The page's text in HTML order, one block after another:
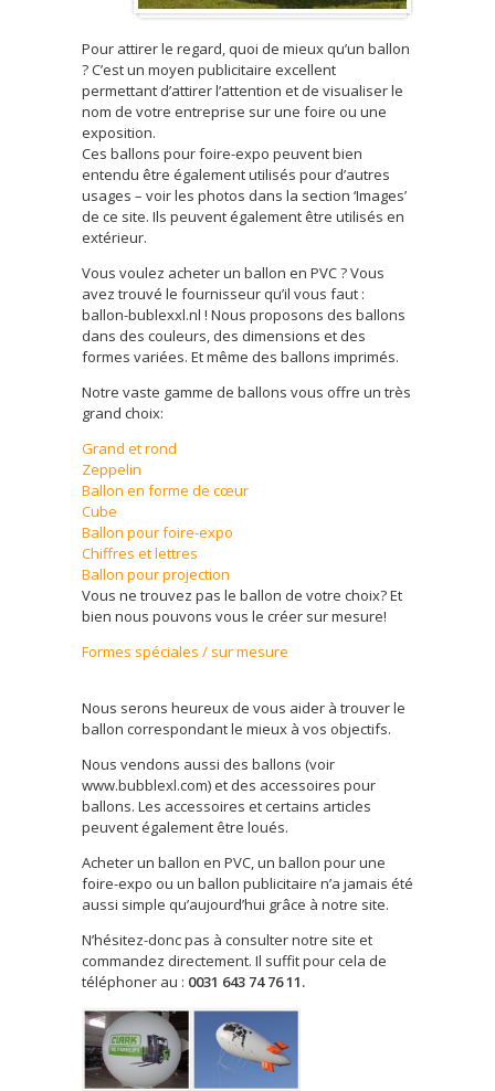
Pour attirer le regard, quoi de mieux qu’un ballon
? C’est un moyen publicitaire excellent
permettant d’attirer l’attention et de visualiser le
nom de votre entreprise sur une foire ou une
exposition.
Ces ballons pour foire-expo peuvent bien
entendu être également utilisés pour d’autres
usages – voir les photos dans la section ‘Images’
de ce site. Ils peuvent également être utilisés en
extérieur.
Vous voulez acheter un ballon en PVC ? Vous
avez trouvé le fournisseur qu’il vous faut :
ballon-bublexxl.nl ! Nous proposons des ballons
dans des couleurs, des dimensions et des
formes variées. Et même des ballons imprimés.
Notre vaste gamme de ballons vous offre un très
grand choix:
Grand et rond
Zeppelin
Ballon en forme de cœur
Cube
Ballon pour foire-expo
Chiffres et lettres
Ballon pour projection
Vous ne trouvez pas le ballon de votre choix? Et
bien nous pouvons vous le créer sur mesure!
Formes spéciales / sur mesure
Nous serons heureux de vous aider à trouver le
ballon correspondant le mieux à vos objectifs.
Nous vendons aussi des ballons (voir
www.bubblexl.com) et des accessoires pour
ballons. Les accessoires et certains articles
peuvent également être loués.
Acheter un ballon en PVC, un ballon pour une
foire-expo ou un ballon publicitaire n’a jamais été
aussi simple qu’aujourd’hui grâce à notre site.
N’hésitez-donc pas à consulter notre site et
commandez directement. Il suffit pour cela de
téléphoner au : 0031 643 74 76 11.